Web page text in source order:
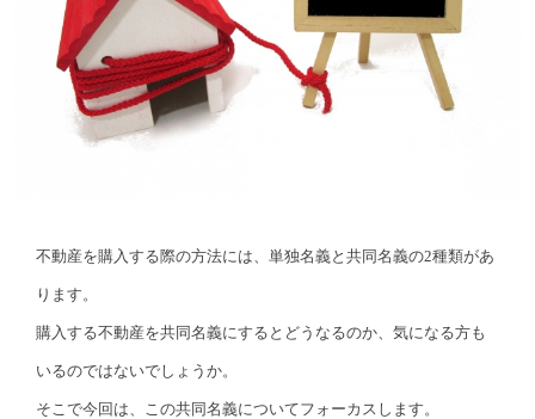
不動産を購入する際の方法には、単独名義と共同名義の2種類があ
ります。
購入する不動産を共同名義にするとどうなるのか、気になる方も
いるのではないでしょうか。
そこで今回は、この共同名義についてフォーカスします。